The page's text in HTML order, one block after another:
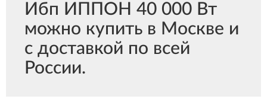
Ибп ИППОН 40 000 Вт
можно купить в Москве и
с доставкой по всей
России.